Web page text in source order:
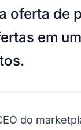
oferta de
em
do